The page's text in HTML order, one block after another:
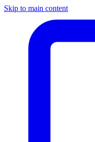
Skip to main content